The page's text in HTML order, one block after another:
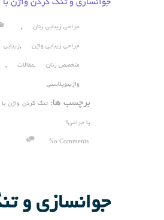
جوانسازی و تنگ کردن واژن با
جراحی زیبایی زنان ,
جراحی زیبایی واژن ,زیبایی
متخصص زنان ,مقالات ,
واژینوپلاستی
برچسب ها: تنگ کردن واژن با
یا جراحی؟
No Comments
جوانسازی و